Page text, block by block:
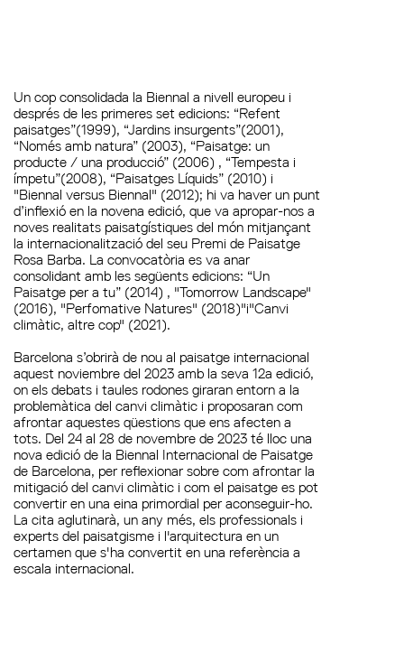
Un cop consolidada la Biennal a nivell europeu i
després de les primeres set edicions: “Refent
paisatges”(1999), “Jardins insurgents”(2001),
“Només amb natura” (2003), “Paisatge: un
producte / una producció” (2006) , “Tempesta i
ímpetu”(2008), “Paisatges Líquids” (2010) i
"Biennal versus Biennal" (2012); hi va haver un punt
d’inflexió en la novena edició, que va apropar-nos a
noves realitats paisatgístiques del món mitjançant
la internacionalització del seu Premi de Paisatge
Rosa Barba. La convocatòria es va anar
consolidant amb les següents edicions: “Un
Paisatge per a tu” (2014) , "Tomorrow Landscape"
(2016), "Perfomative Natures" (2018)"i"Canvi
climàtic, altre cop" (2021).
Barcelona s’obrirà de nou al paisatge internacional
aquest noviembre del 2023 amb la seva 12a edició,
on els debats i taules rodones giraran entorn a la
problemàtica del canvi climàtic i proposaran com
afrontar aquestes qüestions que ens afecten a
tots. Del 24 al 28 de novembre de 2023 té lloc una
nova edició de la Biennal Internacional de Paisatge
de Barcelona, per reflexionar sobre com afrontar la
mitigació del canvi climàtic i com el paisatge es pot
convertir en una eina primordial per aconseguir-ho.
La cita aglutinarà, un any més, els professionals i
experts del paisatgisme i l'arquitectura en un
certamen que s'ha convertit en una referència a
escala internacional.